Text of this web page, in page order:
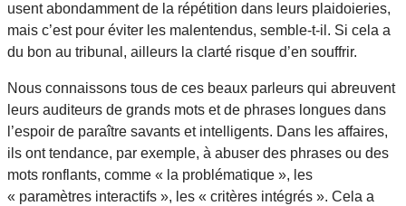
usent abondamment de la répétition dans leurs plaidoieries,
mais c’est pour éviter les malentendus, semble-t-il. Si cela a
du bon au tribunal, ailleurs la clarté risque d’en souffrir.
Nous connaissons tous de ces beaux parleurs qui abreuvent
leurs auditeurs de grands mots et de phrases longues dans
l’espoir de paraître savants et intelligents. Dans les affaires,
ils ont tendance, par exemple, à abuser des phrases ou des
mots ronflants, comme « la problématique », les
« paramètres interactifs », les « critères intégrés ». Cela a